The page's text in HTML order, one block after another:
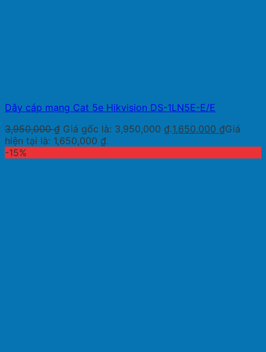
Dây cáp mạng Cat 5e Hikvision DS-1LN5E-E/E
3,950,000₫ Giá gốc là: 3,950,000 ₫.1,650,000 ₫Giá
hiện tại là: 1,650,000 ₫.
-15%